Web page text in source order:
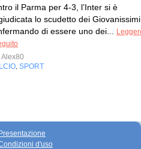
il Parma per 4-3, l’Inter si è
lo scudetto dei
di essere uno dei...
Alex80
SPORT
Presentazione
d'uso